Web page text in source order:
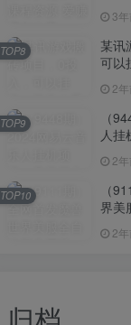
快手美女组合收益拼图引流，创业粉玩法，单日引流50+
3
某讯
可以
2
TOP8
（
人挂
2
TOP9
（
界美
姆级
2
TOP10